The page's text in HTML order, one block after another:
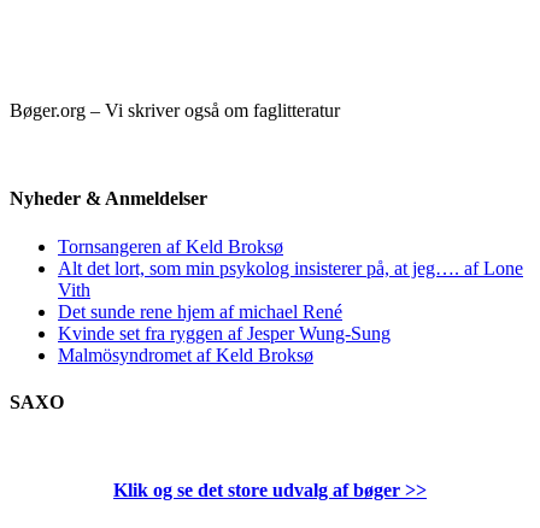
Bøger.org – Vi skriver også om faglitteratur
Nyheder & Anmeldelser
Tornsangeren af Keld Broksø
Alt det lort, som min psykolog insisterer på, at jeg…. af Lone
Vith
Det sunde rene hjem af michael René
Kvinde set fra ryggen af Jesper Wung-Sung
Malmösyndromet af Keld Broksø
SAXO
Klik og se det store udvalg af bøger >>